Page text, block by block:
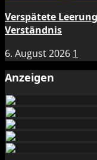
Verspätete
Verständnis
6. August 2026 1
Anzeigen